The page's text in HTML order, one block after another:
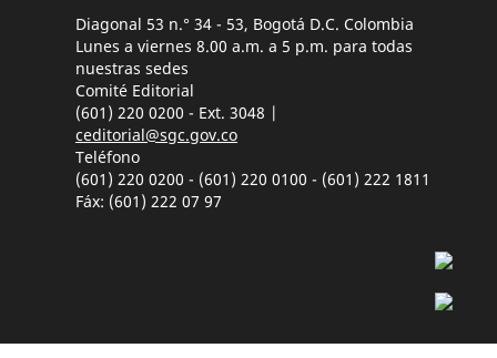
Diagonal 53 n.° 34 - 53, Bogotá D.C. Colombia
Lunes a viernes 8.00 a.m. a 5 p.m. para todas
nuestras sedes
Comité Editorial
(601) 220 0200 - Ext. 3048 |
ceditorial@sgc.gov.co
Teléfono
(601) 220 0200 - (601) 220 0100 - (601) 222 1811
Fáx: (601) 222 07 97